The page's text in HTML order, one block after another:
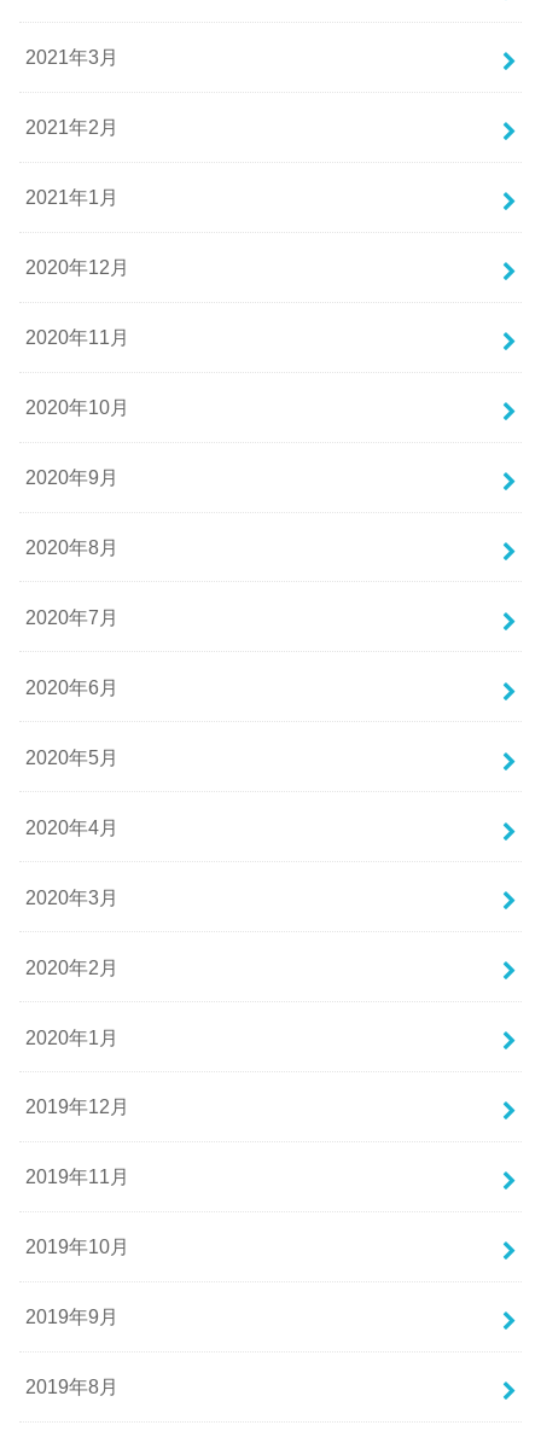
2021年3月
2021年2月
2021年1月
2020年12月
2020年11月
2020年10月
2020年9月
2020年8月
2020年7月
2020年6月
2020年5月
2020年4月
2020年3月
2020年2月
2020年1月
2019年12月
2019年11月
2019年10月
2019年9月
2019年8月